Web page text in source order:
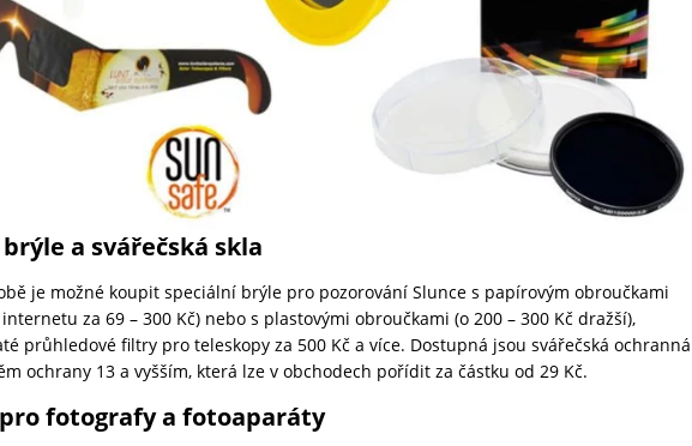
a svářečská skla
je možné koupit speciální brýle pro pozorování Slunce s papírovým obroučkami
za 69 – 300 Kč) nebo s plastovými obroučkami (o 200 – 300 Kč dražší),
průhledové filtry pro teleskopy za 500 Kč a více. Dostupná jsou svářečská ochranná
ochrany 13 a vyšším, která lze v obchodech pořídit za částku od 29 Kč.
fotografy a fotoaparáty